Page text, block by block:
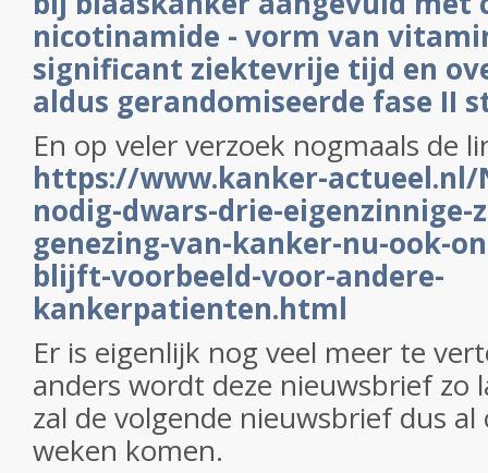
nicotinamide - vorm van
significant ziektevrije tijd en
aldus gerandomiseerde fase II
En op veler verzoek nogmaals de
https://www.kanker-actueel.nl/
nodig-dwars-drie-
genezing-van-kanker-nu-ook-
blijft-voorbeeld-voor-andere-
kankerpatienten.html
Er is eigenlijk nog veel meer te
anders wordt deze nieuwsbrief zo
zal de volgende nieuwsbrief dus
weken komen.